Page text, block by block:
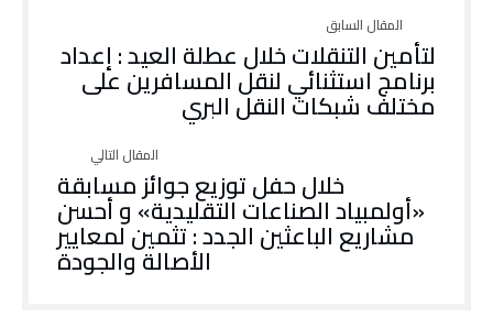
لتأمين التنقلات خلال عطلة العيد : إعداد
برنامج استثنائي لنقل المسافرين على
مختلف شبكات النقل البري
خلال حفل توزيع جوائز مسابقة
«أولمبياد الصناعات التقليدية» و أحسن
مشاريع الباعثين الجدد : تثمين لمعايير
الأصالة والجودة